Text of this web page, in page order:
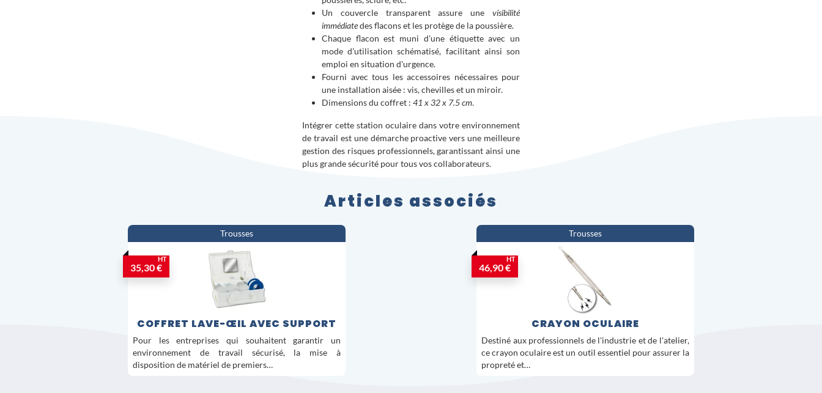
Un couvercle transparent assure une visibilité
immédiatedes flacons et les protège de la poussière.
Chaque flacon est muni d'une étiquette avec un
mode d'utilisation schématisé, facilitant ainsi son
emploi en situation d'urgence.
Fourni avec tous les accessoires nécessaires pour
une installation aisée : vis, chevilles et un miroir.
Dimensions du coffret : 41 x 32 x 7.5 cm.
Intégrer cette station oculaire dans votre environnement
de travail est une démarche proactive vers une meilleure
gestion des risques professionnels, garantissant ainsi une
plus grande sécurité pour tous vos collaborateurs.
Articles associés
Trousses
35,30 €
HT
COFFRET LAVE-ŒIL AVEC SUPPORT
Pour les entreprises qui souhaitent garantir un
environnement de travail sécurisé, la mise à
disposition de matériel de premiers…
Trousses
46,90 €
HT
CRAYON OCULAIRE
Destiné aux professionnels de l'industrie et de l'atelier,
ce crayon oculaire est un outil essentiel pour assurer la
propreté et…